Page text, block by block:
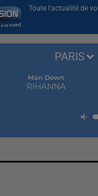
Toute l'actualité de
Man Down
RIHANNA
PARIS